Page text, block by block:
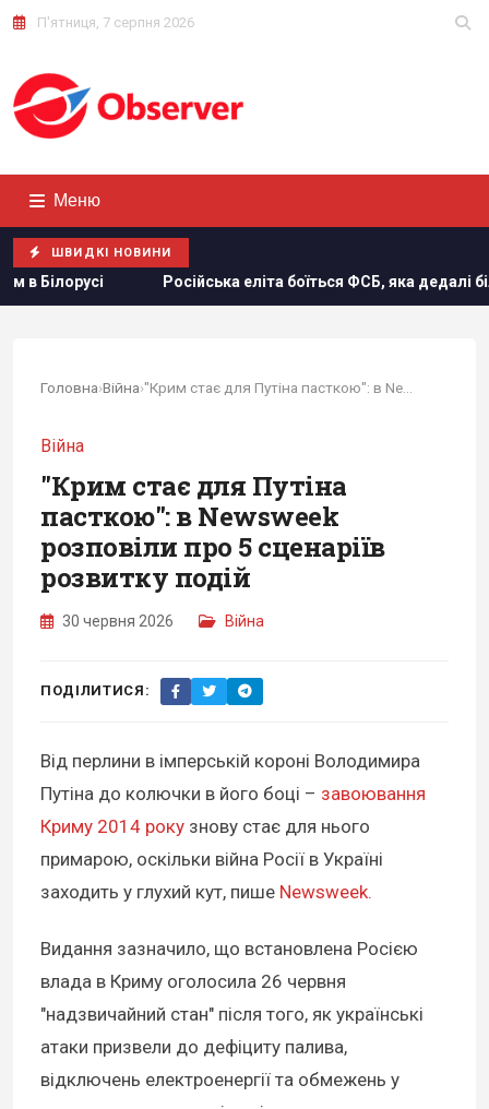
П'ятниця, 7 серпня 2026
Меню
ШВИДКІ НОВИНИ
боїться ФСБ, яка дедалі більше виходить з-під контролю,
Головна›Війна›
Війна
"Крим стає для Путіна
пасткою": в Newsweek
розповіли про 5 сценаріїв
розвитку подій
30 червня 2026 Війна
ПОДІЛИТИСЯ:
Від перлини в імперській короні Володимира
Путіна до колючки в його боці – завоювання
Криму 2014 року знову стає для нього
примарою, оскільки війна Росії в Україні
заходить у глухий кут, пише Newsweek.
Видання зазначило, що встановлена Росією
влада в Криму оголосила 26 червня
"надзвичайний стан" після того, як українські
атаки призвели до дефіциту палива,
відключень електроенергії та обмежень у